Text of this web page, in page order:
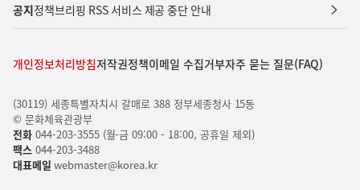
공지정책브리핑 RSS 서비스 제공 중단 안내
개인정보처리방침저작권정책이메일 수집거부자주 묻는 질문(FAQ)
(30119) 세종특별자치시 갈매로 388 정부세종청사 15동
© 문화체육관광부
전화044-203-3555 (월-금 09:00 - 18:00, 공휴일 제외)
팩스044-203-3488
대표메일 webmaster@korea.kr